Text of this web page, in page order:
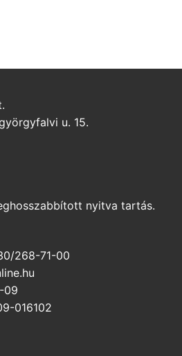
u. 15.
nyitva tartás.
268-71-00
09
016102